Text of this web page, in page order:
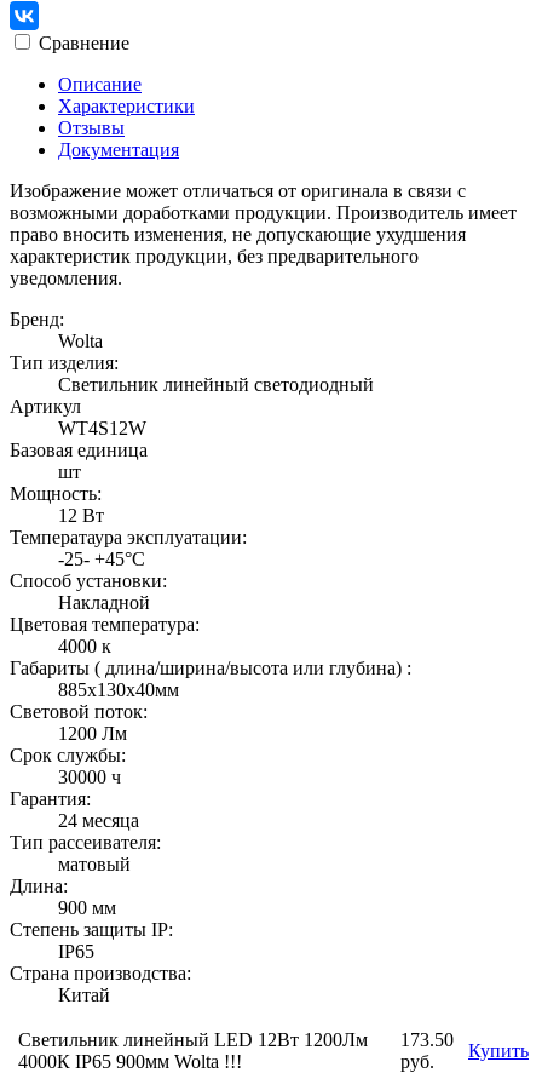
Сравнение
Описание
Характеристики
Отзывы
Документация
Изображение может отличаться от оригинала в связи с
возможными доработками продукции. Производитель имеет
право вносить изменения, не допускающие ухудшения
характеристик продукции, без предварительного
уведомления.
Бренд:
Wolta
Тип изделия:
Светильник линейный светодиодный
Артикул
WT4S12W
Базовая единица
шт
Мощность:
12 Вт
Температаура эксплуатации:
-25- +45°С
Способ установки:
Накладной
Цветовая температура:
4000 к
Габариты ( длина/ширина/высота или глубина) :
885х130x40мм
Световой поток:
1200 Лм
Срок службы:
30000 ч
Гарантия:
24 месяца
Тип рассеивателя:
матовый
Длина:
900 мм
Степень защиты IP:
IP65
Страна производства:
Китай
Светильник линейный LED 12Вт 1200Лм
4000К IP65 900мм Wolta !!!
173.50
руб.
Купить